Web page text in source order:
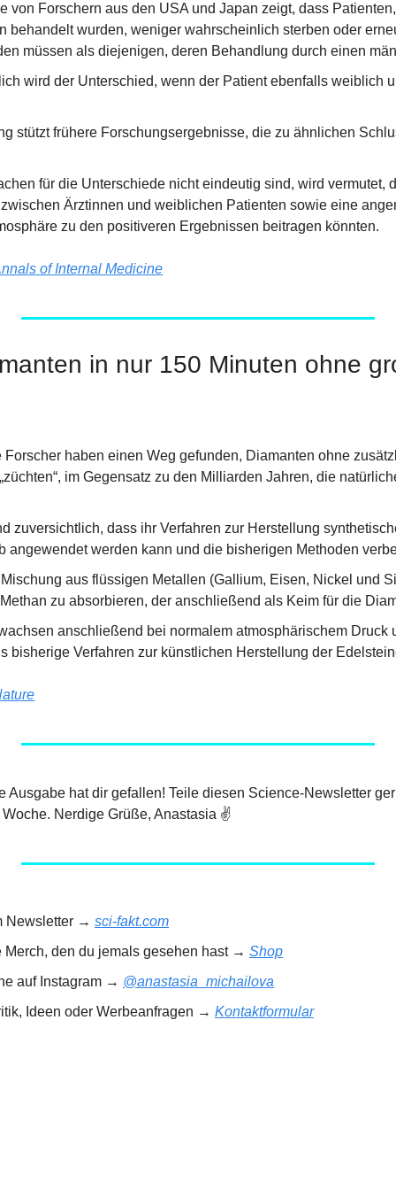
von Forschern aus den USA und Japan zeigt, dass
behandelt wurden, weniger wahrscheinlich sterben oder
müssen als diejenigen, deren Behandlung durch einen
wird der Unterschied, wenn der Patient ebenfalls weiblich
stützt frühere Forschungsergebnisse, die zu ähnlichen
für die Unterschiede nicht eindeutig sind, wird vermutet,
Ärztinnen und weiblichen Patienten sowie eine
zu den positiveren Ergebnissen beitragen könnten.
of Internal Medicine
in nur 150 Minuten ohne
haben einen Weg gefunden, Diamanten ohne
im Gegensatz zu den Milliarden Jahren, die
zuversichtlich, dass ihr Verfahren zur Herstellung
angewendet werden kann und die bisherigen Methoden
aus flüssigen Metallen (Gallium, Eisen, Nickel und
zu absorbieren, der anschließend als Keim für die
anschließend bei normalem atmosphärischem Druck
bisherige Verfahren zur künstlichen Herstellung der
Ausgabe hat dir gefallen! Teile diesen Science-Newsletter
Nerdige Grüße, Anastasia ✌️
Newsletter → sci-fakt.com
den du jemals gesehen hast → Shop
auf Instagram → @anastasia_michailova
Ideen oder Werbeanfragen → Kontaktformular